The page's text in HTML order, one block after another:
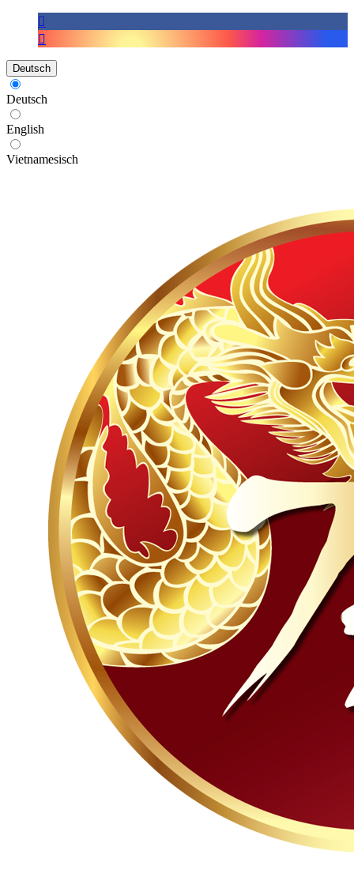
Deutsch
Deutsch
English
Vietnamesisch